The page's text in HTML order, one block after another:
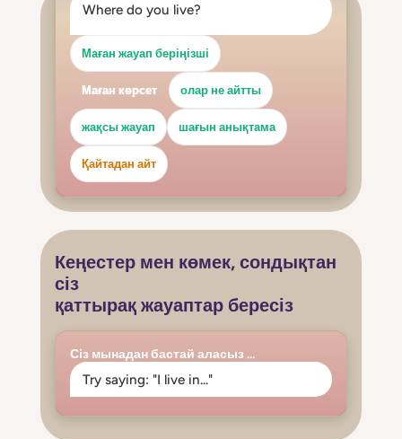
Where do you live?
Маған жауап беріңізші
Маған көрсет олар не айтты
жақсы жауап шағын анықтама
Қайтадан айт
Кеңестер мен көмек, сондықтан
сіз
қаттырақ жауаптар бересіз
Сіз мынадан бастай аласыз ...
Try saying: "I live in..."